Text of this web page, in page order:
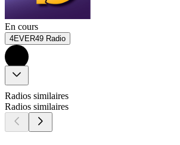
En cours
4EVER49 Radio
Radios similaires
Radios similaires